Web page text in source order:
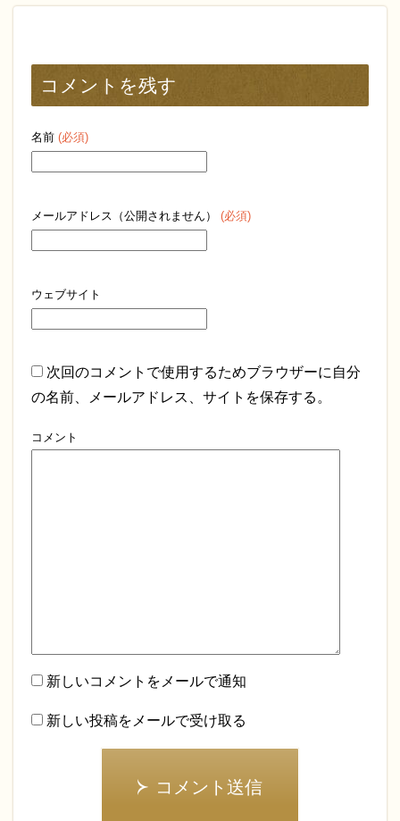
コメントを残す
名前 (必須)
メールアドレス（公開されません） (必須)
ウェブサイト
次回のコメントで使用するためブラウザーに自分
の名前、メールアドレス、サイトを保存する。
コメント
新しいコメントをメールで通知
新しい投稿をメールで受け取る
コメント送信